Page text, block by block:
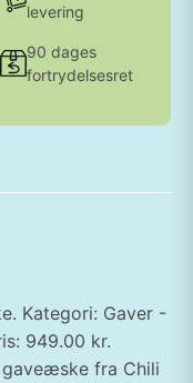
levering
90 dages
fortrydelsesret
Kategori: Gaver -
949.00 kr.
fra Chili